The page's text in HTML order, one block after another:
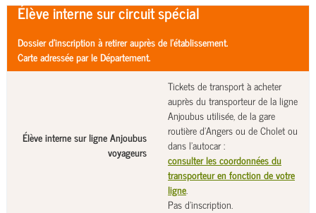
Élève interne sur circuit spécial
Dossier d'inscription à retirer auprès de l'établissement.
Carte adressée par le Département.
Élève interne sur ligne Anjoubus
voyageurs
Tickets de transport à acheter
auprès du transporteur de la ligne
Anjoubus utilisée, de la gare
routière d'Angers ou de Cholet ou
dans l'autocar :
consulter les coordonnées du
transporteur en fonction de votre
ligne.
Pas d'inscription.